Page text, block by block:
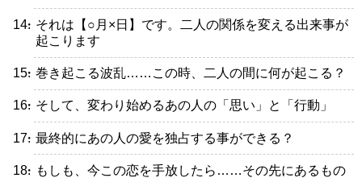
・それは【○月×日】です。二人の関係を変える出来事が
起こります
・巻き起こる波乱……この時、二人の間に何が起こる？
・そして、変わり始めるあの人の「思い」と「行動」
・最終的にあの人の愛を独占する事ができる？
・もしも、今この恋を手放したら……その先にあるもの